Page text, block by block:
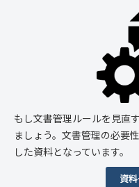
もし文書管理ルールを見直
ましょう。文書管理の必要
した資料となっています。
資